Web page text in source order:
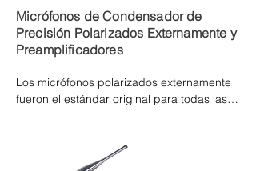
que los micrófonos tradicionales
polarizados externamente. Los micrófonos
prepolarizados tienen muchas ventajas
sobre los modelos polarizados
externamente. Utilizan circuitos de
alimentación ICP® inventados para
sensores por PCB®. Al aplicar una capa
posterior e incrustar una carga en ella, se
pueden eliminar las costosas fuentes de
Micrófonos de Condensador de
Precisión Polarizados Externamente y
Preamplificadores
Los micrófonos polarizados externamente
fueron el estándar original para todas las
alimentación separada de 200 V y cables
especiales con conectores LEMO® de 7